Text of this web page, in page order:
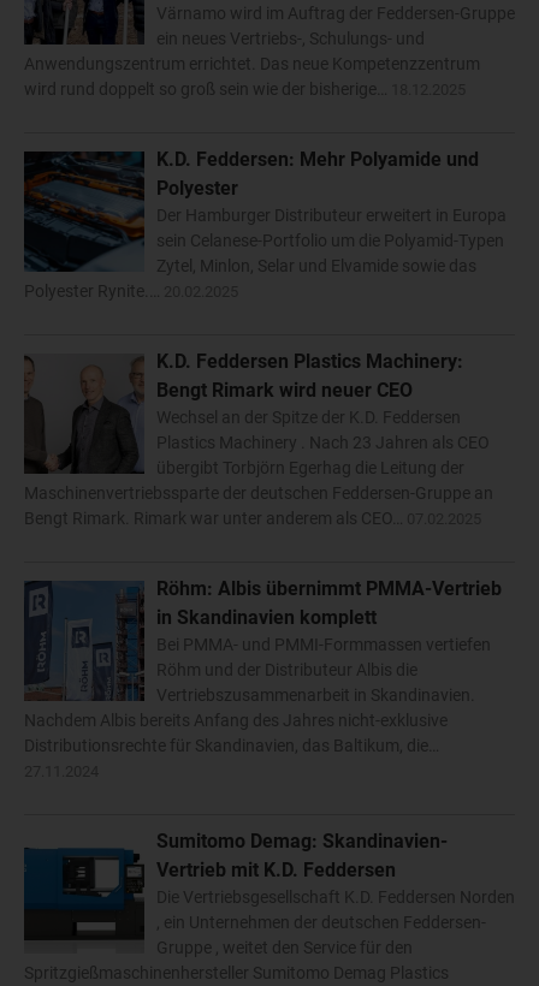
Värnamo wird im Auftrag der Feddersen-Gruppe
ein neues Vertriebs-, Schulungs- und
Anwendungszentrum errichtet. Das neue Kompetenzzentrum
wird rund doppelt so groß sein wie der bisherige…
K.D. Feddersen: Mehr Polyamide und
Polyester
Der Hamburger Distributeur erweitert in Europa
sein Celanese-Portfolio um die Polyamid-Typen
Zytel, Minlon, Selar und Elvamide sowie das
Polyester Rynite.…
K.D. Feddersen Plastics Machinery:
Bengt Rimark wird neuer CEO
Wechsel an der Spitze der K.D. Feddersen
Plastics Machinery . Nach 23 Jahren als CEO
übergibt Torbjörn Egerhag die Leitung der
Maschinenvertriebssparte der deutschen Feddersen-Gruppe an
Bengt Rimark. Rimark war unter anderem als CEO…
Röhm: Albis übernimmt PMMA-Vertrieb
in Skandinavien komplett
Bei PMMA- und PMMI-Formmassen vertiefen
Röhm und der Distributeur Albis die
Vertriebszusammenarbeit in Skandinavien.
Nachdem Albis bereits Anfang des Jahres nicht-exklusive
Distributionsrechte für Skandinavien, das Baltikum, die…
Sumitomo Demag: Skandinavien-
Vertrieb mit K.D. Feddersen
Die Vertriebsgesellschaft K.D. Feddersen Norden
, ein Unternehmen der deutschen Feddersen-
Gruppe , weitet den Service für den
Spritzgießmaschinenhersteller Sumitomo Demag Plastics